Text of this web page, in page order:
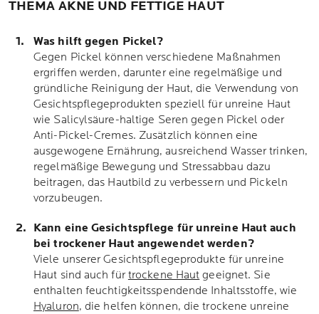
THEMA AKNE UND FETTIGE HAUT
Was hilft gegen Pickel?
Gegen Pickel können verschiedene Maßnahmen
ergriffen werden, darunter eine regelmäßige und
gründliche Reinigung der Haut, die Verwendung von
Gesichtspflegeprodukten speziell für unreine Haut
wie Salicylsäure-haltige Seren gegen Pickel oder
Anti-Pickel-Cremes. Zusätzlich können eine
ausgewogene Ernährung, ausreichend Wasser trinken,
regelmäßige Bewegung und Stressabbau dazu
beitragen, das Hautbild zu verbessern und Pickeln
vorzubeugen.
Kann eine Gesichtspflege für unreine Haut auch
bei trockener Haut angewendet werden?
Viele unserer Gesichtspflegeprodukte für unreine
Haut sind auch fürtrockene Haut geeignet. Sie
enthalten feuchtigkeitsspendende Inhaltsstoffe, wie
Hyaluron, die helfen können, die trockene unreine